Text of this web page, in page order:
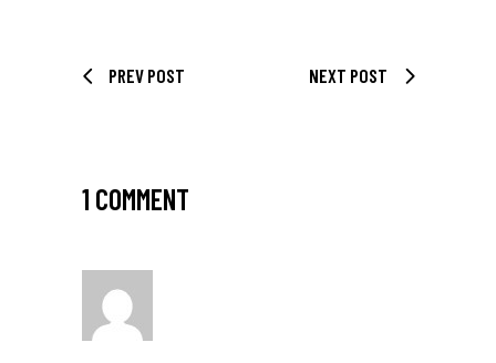
PREV POST NEXT POST
1 COMMENT